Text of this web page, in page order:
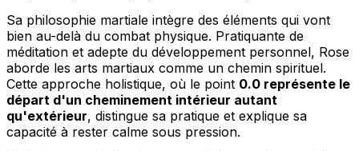
Sa philosophie martiale intègre des éléments qui vont
bien au-delà du combat physique. Pratiquante de
méditation et adepte du développement personnel, Rose
aborde les arts martiaux comme un chemin spirituel.
Cette approche holistique, où le point 0.0 représente le
départ d'un cheminement intérieur autant
qu'extérieur, distingue sa pratique et explique sa
capacité à rester calme sous pression.